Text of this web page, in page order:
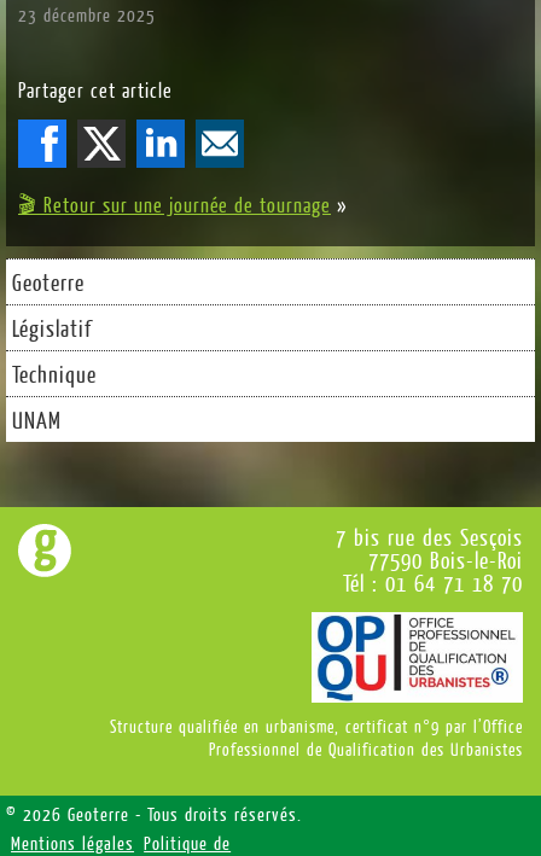
23 décembre 2025
Partager cet article
🎬 Retour sur une journée de tournage »
Geoterre
Législatif
Technique
UNAM
7 bis rue des Sesçois
77590 Bois-le-Roi
Tél : 01 64 71 18 70
Structure qualifiée en urbanisme, certificat n°9 par l’Office
Professionnel de Qualification des Urbanistes
© 2026 Geoterre - Tous droits réservés.
Mentions légales Politique de